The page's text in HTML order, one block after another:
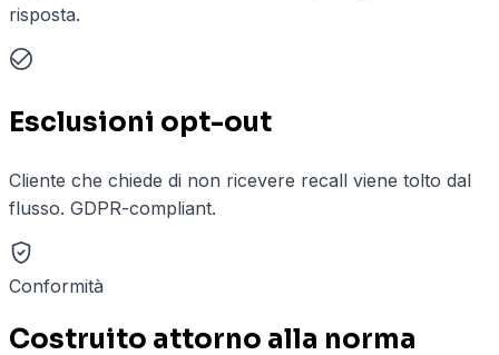
risposta.
Esclusioni opt-out
Cliente che chiede di non ricevere recall viene tolto dal
flusso. GDPR-compliant.
Conformità
Costruito attorno alla norma